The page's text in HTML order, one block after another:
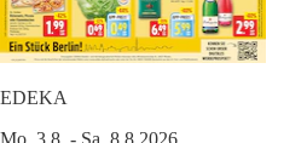
EDEKA